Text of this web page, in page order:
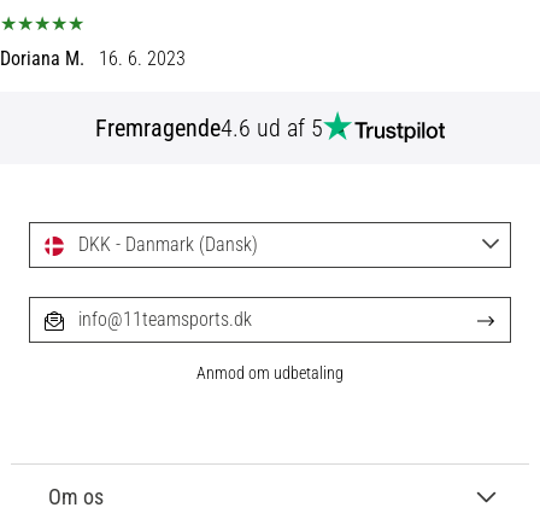
kvindernes
2025
fra
Nike,
og
PUMA.
hver
kamp,
Doriana M. 16. 6. 2023
Fremragende4.6 ud af 5
Om os
DKK - Danmark (Dansk)
info@11teamsports.dk
Anmod om udbetaling